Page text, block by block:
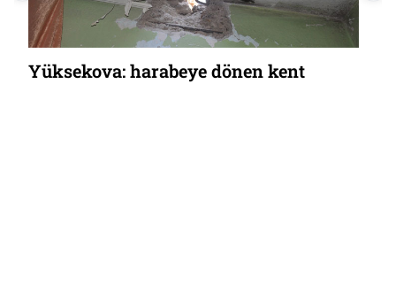
Yüksekova: harabeye dönen kent